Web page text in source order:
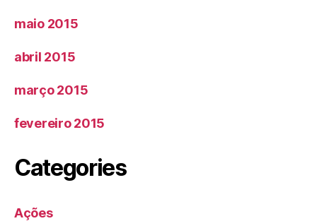
maio 2015
abril 2015
março 2015
fevereiro 2015
Categories
Ações